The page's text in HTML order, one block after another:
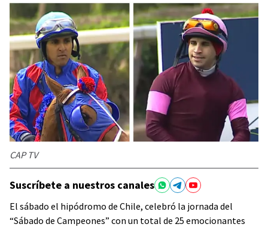
CAP TV
Suscríbete a nuestros canales
El sábado el hipódromo de Chile, celebró la jornada del
“Sábado de Campeones” con un total de 25 emocionantes